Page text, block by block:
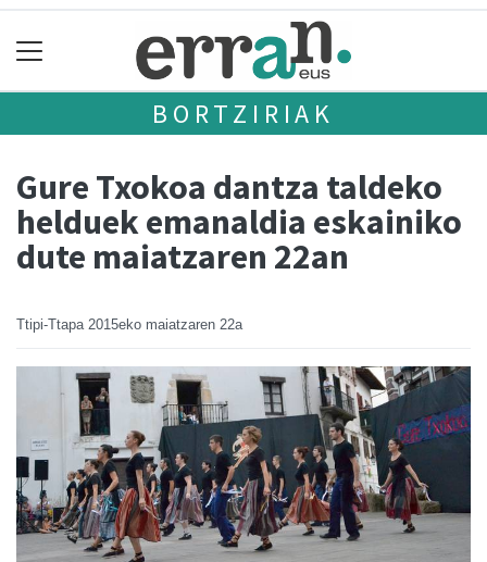
BORTZIRIAK
Gure Txokoa dantza taldeko
helduek emanaldia eskainiko
dute maiatzaren 22an
Ttipi-Ttapa 2015eko maiatzaren 22a